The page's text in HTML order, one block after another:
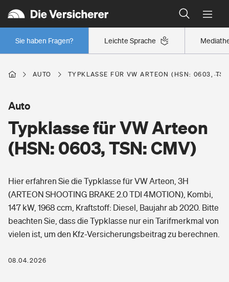
Leichte Sprache
Sie haben Fragen?
Wer versichert was: Jetzt Versicherer finden
Regionalklassen: So ist Ihre Region eingestuft
Wer versichert was: Jetzt Versicherer finden
Berufsunfähigkeitsversicherung
Erwerbsunfähigkeitsversicherung
Grundfähigkeitsversicherung
Arbeitsrechtsschutz
Berufshaftpflichtversicherung
Zur Übersicht
Wohnen
Freizeit
Pri­vate Haft­pflicht­
Gesundheit
Private Krankenversicherung
AUTO TYPKLASSE FÜR VW ARTEON (HSN: 0603,
Typklasse für VW Arteon
(HSN: 0603, TSN: CMV)
Auto
Hier erfahren Sie die Typklasse für VW Arteon, 3H
(ARTEON SHOOTING BRAKE 2.0 TDI 4MOTION), Kombi,
147 kW, 1968 ccm, Kraftstoff: Diesel, Baujahr ab 2020. Bitte
beachten Sie, dass die Typklasse nur ein Tarifmerkmal von
vielen ist, um den Kfz-Versicherungsbeitrag zu berechnen.
08.04.2026